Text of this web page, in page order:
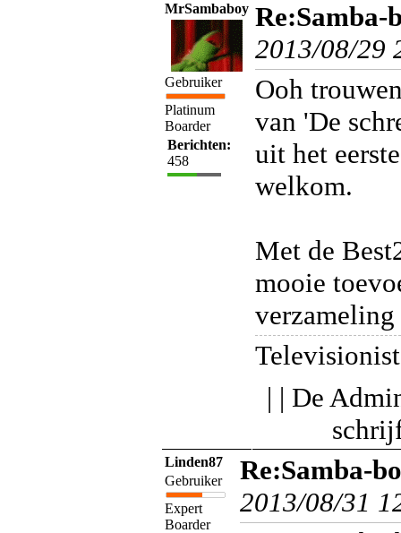
MrSambaboy
Gebruiker
Platinum
Boarder
Berichten:
458
Re:Samba-
2013/08/29
Ooh
van 'De
uit het
welkom.
Met de
mooie
Televisionist
| | De
Linden87
Gebruiker
Expert
Boarder
Re:Samba-
2013/08/31